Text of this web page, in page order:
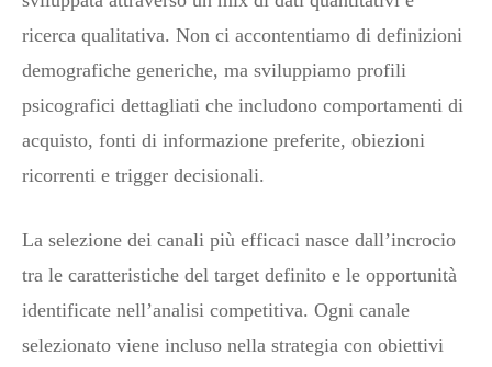
ricerca qualitativa. Non ci accontentiamo di definizioni
demografiche generiche, ma sviluppiamo profili
psicografici dettagliati che includono comportamenti di
acquisto, fonti di informazione preferite, obiezioni
ricorrenti e trigger decisionali.
La selezione dei canali più efficaci nasce dall’incrocio
tra le caratteristiche del target definito e le opportunità
identificate nell’analisi competitiva. Ogni canale
selezionato viene incluso nella strategia con obiettivi